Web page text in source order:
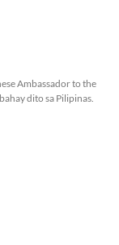
Ambassador to the
dito sa Pilipinas.